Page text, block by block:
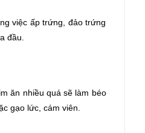
việc ấp trứng, đảo trứng
đầu.
ăn nhiều quá sẽ làm béo
gạo lức, cám viên.